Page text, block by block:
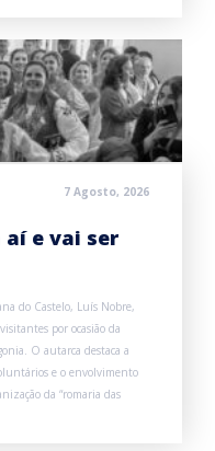
7 Agosto, 2026
aí e vai ser
do Castelo, Luís Nobre,
por ocasião da
O autarca destaca a
e o envolvimento
da “romaria das